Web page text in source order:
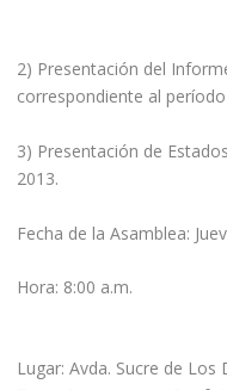
2) Presentación del
correspondiente al
3) Presentación de
2013.
Fecha de la Asamblea:
Hora: 8:00 a.m.
Lugar: Avda. Sucre de